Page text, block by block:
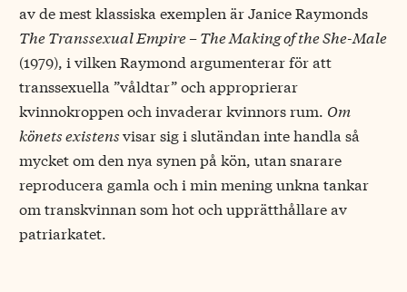
av de mest klassiska exemplen är Janice Raymonds
The Transsexual Empire – The Making of the She-Male
(1979), i vilken Raymond argumenterar för att
transsexuella ”våldtar” och approprierar
kvinnokroppen och invaderar kvinnors rum. Om
könets existensvisar sig i slutändan inte handla så
mycket om den nya synen på kön, utan snarare
reproducera gamla och i min mening unkna tankar
om transkvinnan som hot och upprätthållare av
patriarkatet.